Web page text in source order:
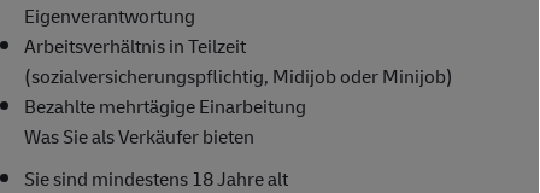
Eigenverantwortung
Arbeitsverhältnis in Teilzeit
(sozialversicherungspflichtig, Midijob oder Minijob)
Bezahlte mehrtägige Einarbeitung
Was Sie als Verkäufer bieten
Sie sind mindestens 18 Jahre alt